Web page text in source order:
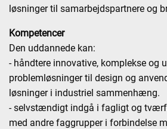
løsninger til samarbejdspartnere og
Kompetencer
Den uddannede kan:
- håndtere innovative, komplekse og
problemløsninger til design og
løsninger i industriel sammenhæng.
- selvstændigt indgå i fagligt og
med andre faggrupper i forbindelse